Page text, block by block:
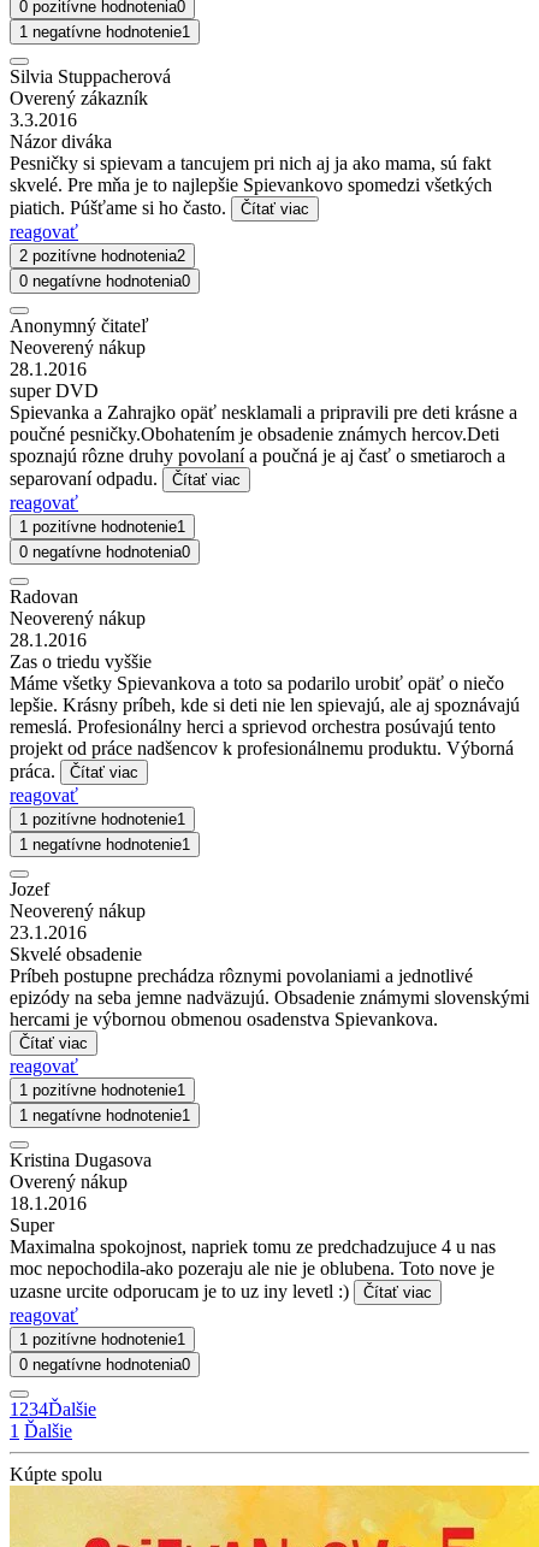
0 pozitívne hodnotenia0
1 negatívne hodnotenie1
Silvia Stuppacherová
Overený zákazník
3.3.2016
Názor diváka
Pesničky si spievam a tancujem pri nich aj ja ako mama, sú fakt
skvelé. Pre mňa je to najlepšie Spievankovo spomedzi všetkých
piatich. Púšťame si ho často.
Čítať viac
reagovať
2 pozitívne hodnotenia2
0 negatívne hodnotenia0
Anonymný čitateľ
Neoverený nákup
28.1.2016
super DVD
Spievanka a Zahrajko opäť nesklamali a pripravili pre deti krásne a
poučné pesničky.Obohatením je obsadenie známych hercov.Deti
spoznajú rôzne druhy povolaní a poučná je aj časť o smetiaroch a
separovaní odpadu.
Čítať viac
reagovať
1 pozitívne hodnotenie1
0 negatívne hodnotenia0
Radovan
Neoverený nákup
28.1.2016
Zas o triedu vyššie
Máme všetky Spievankova a toto sa podarilo urobiť opäť o niečo
lepšie. Krásny príbeh, kde si deti nie len spievajú, ale aj spoznávajú
remeslá. Profesionálny herci a sprievod orchestra posúvajú tento
projekt od práce nadšencov k profesionálnemu produktu. Výborná
práca.
Čítať viac
reagovať
1 pozitívne hodnotenie1
1 negatívne hodnotenie1
Jozef
Neoverený nákup
23.1.2016
Skvelé obsadenie
Príbeh postupne prechádza rôznymi povolaniami a jednotlivé
epizódy na seba jemne nadväzujú. Obsadenie známymi slovenskými
hercami je výbornou obmenou osadenstva Spievankova.
Čítať viac
reagovať
1 pozitívne hodnotenie1
1 negatívne hodnotenie1
Kristina Dugasova
Overený nákup
18.1.2016
Super
Maximalna spokojnost, napriek tomu ze predchadzujuce 4 u nas
moc nepochodila-ako pozeraju ale nie je oblubena. Toto nove je
uzasne urcite odporucam je to uz iny levetl :)
Čítať viac
reagovať
1 pozitívne hodnotenie1
0 negatívne hodnotenia0
1 234Ďalšie
1 Ďalšie
Kúpte spolu